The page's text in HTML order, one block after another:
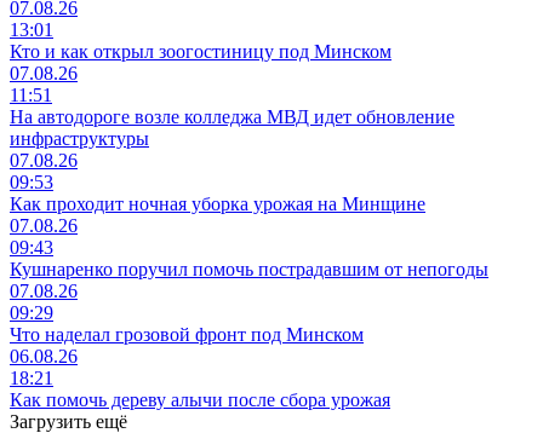
07.08.26
13:01
Кто и как открыл зоогостиницу под Минском
07.08.26
11:51
На автодороге возле колледжа МВД идет обновление
инфраструктуры
07.08.26
09:53
Как проходит ночная уборка урожая на Минщине
07.08.26
09:43
Кушнаренко поручил помочь пострадавшим от непогоды
07.08.26
09:29
Что наделал грозовой фронт под Минском
06.08.26
18:21
Как помочь дереву алычи после сбора урожая
Загрузить ещё